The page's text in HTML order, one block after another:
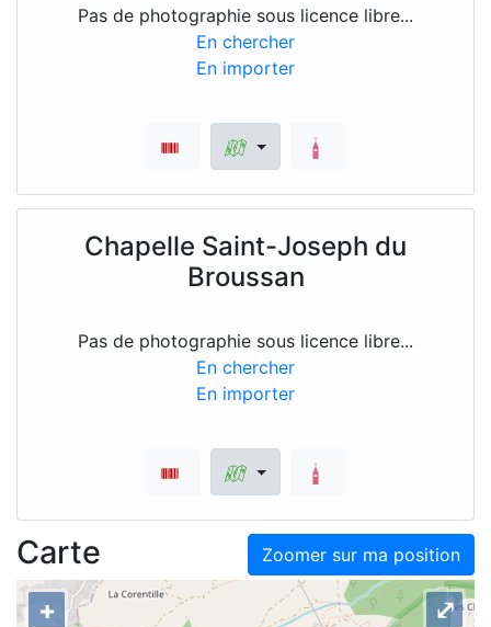
Pas de photographie sous licence libre...
En chercher
En importer
Chapelle Saint-Joseph du
Broussan
Pas de photographie sous licence libre...
En chercher
En importer
Zoomer sur ma position
Carte
+
⤢